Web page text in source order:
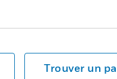
Trouver un